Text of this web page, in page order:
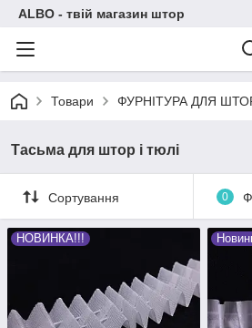
ALBO - твій магазин штор
Товари ФУРНІТУРА ДЛЯ
Тасьма для штор і тюлі
Сортування 0
НОВИНКА!!!